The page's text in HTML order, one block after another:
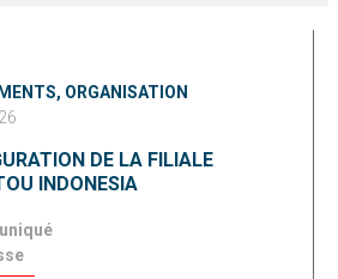
ORGANISATION
DE LA FILIALE
INDONESIA